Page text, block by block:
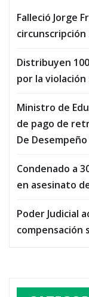
Falleció Jorge
circunscripción
Distribuyen
por la violación
Ministro de
de pago de
De
Condenado a
en asesinato
Poder Judicial
compensación